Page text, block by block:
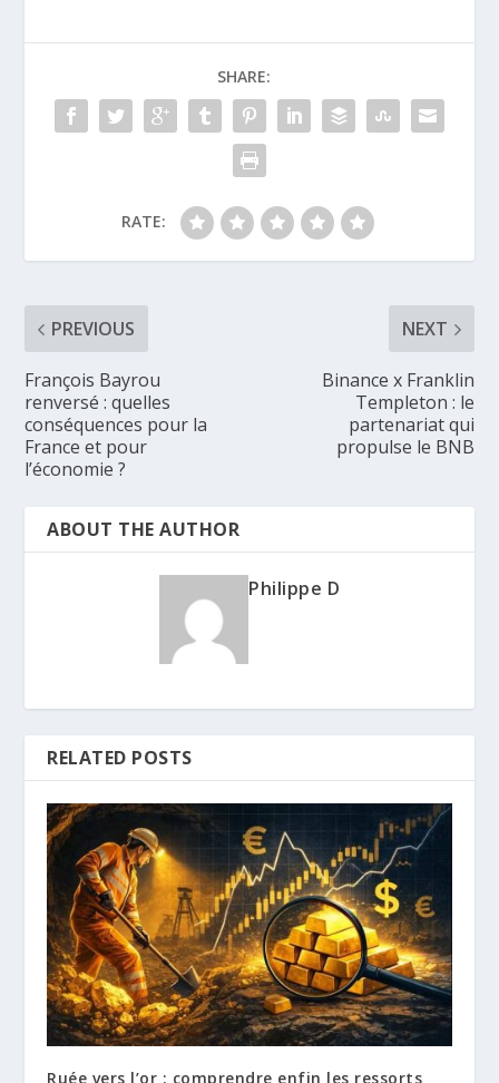
SHARE:
RATE:
PREVIOUS
François Bayrou
renversé : quelles
conséquences pour la
France et pour
l’économie ?
NEXT
Binance x Franklin
Templeton : le
partenariat qui
propulse le BNB
ABOUT THE AUTHOR
Philippe D
RELATED POSTS
Ruée vers l’or : comprendre enfin les ressorts